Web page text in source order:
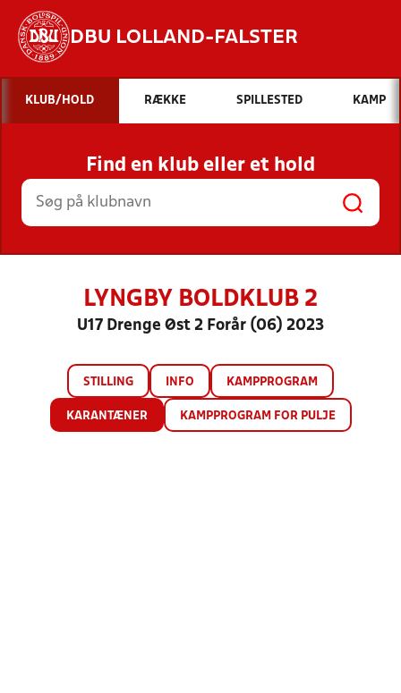
DBU LOLLAND-FALSTER
Hvad vil du søge efter?
INDHOLD OG NYHEDER
STILLINGER, RESULTATER, KLUBBER OG
HOLD
KLUB/HOLD RÆKKE SPILLESTED KAMP
Find en klub eller et hold
LYNGBY BOLDKLUB 2
U17 Drenge Øst 2 Forår (06) 2023
STILLING INFO KAMPPROGRAM
KARANTÆNER KAMPPROGRAM FOR PULJE